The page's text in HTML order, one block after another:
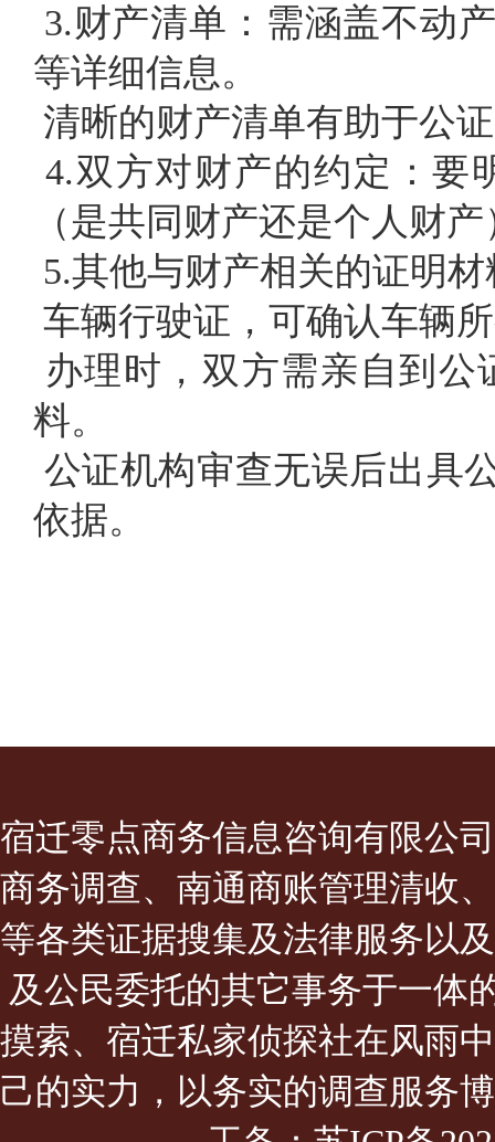
3.财产清单：需涵盖不动
等详细信息。
清晰的财产清单有助于公
4.双方对财产的约定：要
（是共同财产还是个人财
5.其他与财产相关的证明
车辆行驶证，可确认车辆
办理时，双方需亲自到
料。
公证机构审查无误后出具
依据。
宿迁零点商务信息咨询有限公
商务调查、南通商账管理清收
等各类证据搜集及法律服务以
及公民委托的其它事务于一体
摸索、宿迁私家侦探社在风雨
己的实力，以务实的调查服务